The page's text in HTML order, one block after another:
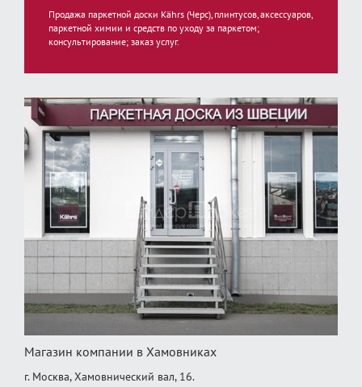
Продажа паркетной доски Kährs (Черс), плинтусов, аксессуаров,
паркетной химии и средств по уходу за паркетом;
консультирование; заказ услуг.
Магазин компании в Хамовниках
г. Москва, Хамовнический вал, 16.